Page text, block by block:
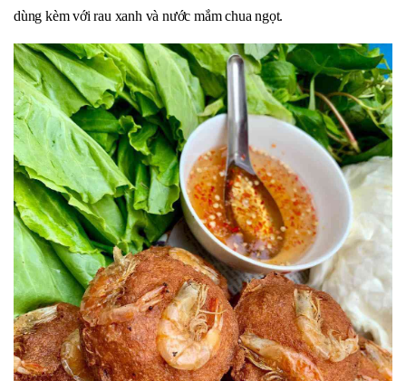
dùng kèm với rau xanh và nước mắm chua ngọt.